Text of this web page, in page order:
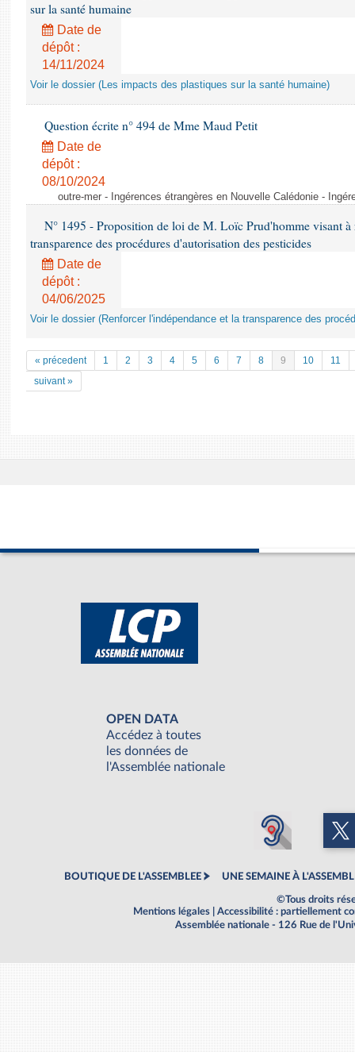
sur la santé humaine
Date de
dépôt :
14/11/2024
Voir le dossier (Les impacts des plastiques sur la santé humaine)
Question écrite n° 494 de Mme Maud Petit
Date de
dépôt :
08/10/2024
outre-mer - Ingérences étrangères en Nouvelle Calédonie -
N° 1495 - Proposition de loi de M. Loïc Prud'homme visant à
transparence des procédures d'autorisation des pesticides
Date de
dépôt :
04/06/2025
Voir le dossier (Renforcer l'indépendance et la transparence des
« précedent 1 2 3 4 5 6 7 8 9 10
11
suivant »
OPEN DATA
Accédez à toutes
les données de
l'Assemblée nationale
BOUTIQUE DE L'ASSEMBLEE UNE SEMAINE À
©Tous droits
Mentions légales
Accessibilité : partiellement
Assemblée nationale - 126 Rue de